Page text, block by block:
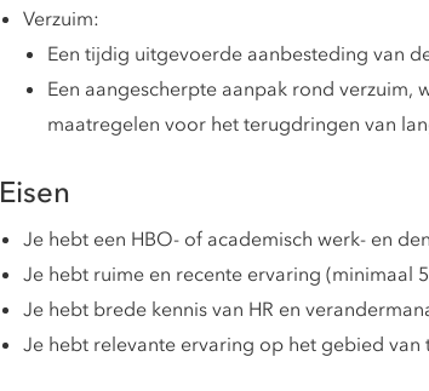
Verzuim:
Een tijdig uitgevoerde aanbesteding van
Een aangescherpte aanpak rond verzuim,
maatregelen voor het terugdringen van
Eisen
Je hebt een HBO- of academisch werk- en
Je hebt ruime en recente ervaring (minimaal
Je hebt brede kennis van HR en
Je hebt relevante ervaring op het gebied